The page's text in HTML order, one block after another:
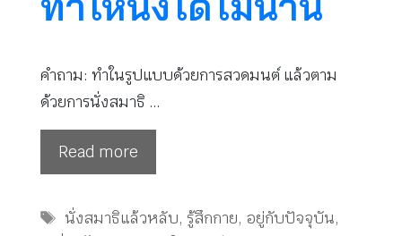
คำถาม: ทำในรูปแบบด้วยการสวดมนต์ แล้วตาม
ด้วยการนั่งสมาธิ …
Read more
Tags
นั่งสมาธิแล้วหลับ, รู้สึกกาย, อยู่กับปัจจุบัน,